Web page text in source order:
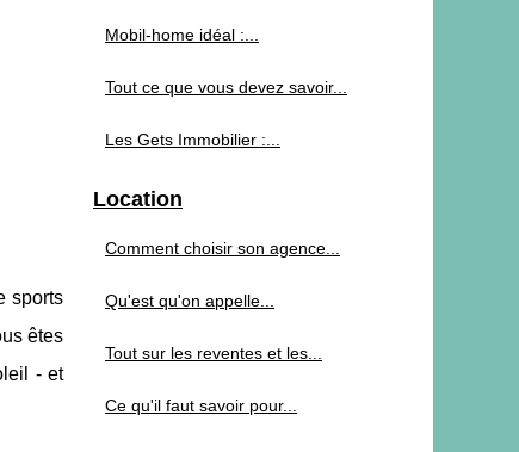
sports
êtes
- et
Mobil-home idéal :...
Tout ce que vous devez savoir...
Les Gets Immobilier :...
Location
Comment choisir son agence...
Qu'est qu'on appelle...
Tout sur les reventes et les...
Ce qu'il faut savoir pour...